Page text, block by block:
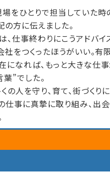
をひとりで担当していた時
方に伝えました。
仕事終わりにこうアドバイ
社をつくったほうがいい。
なれば、もっと大きな仕事
”でした。
人を守り、育て、街づくり
事に真摯に取り組み、出